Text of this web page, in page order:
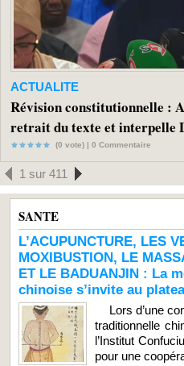
ACTUALITE
Révision constitutionnelle :
retrait du texte et interpelle
(0 vote) | 0 Commentaire
1 sur 411
SANTE
L’ACUPUNCTURE, LES
MOXIBUSTION, LE
ET LE BADUANJIN : La
chinoise s’invite au
Lors d’une
traditionnelle
l’Institut
pour une